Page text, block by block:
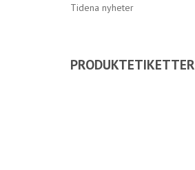
Tidena nyheter
PRODUKTETIKETTER